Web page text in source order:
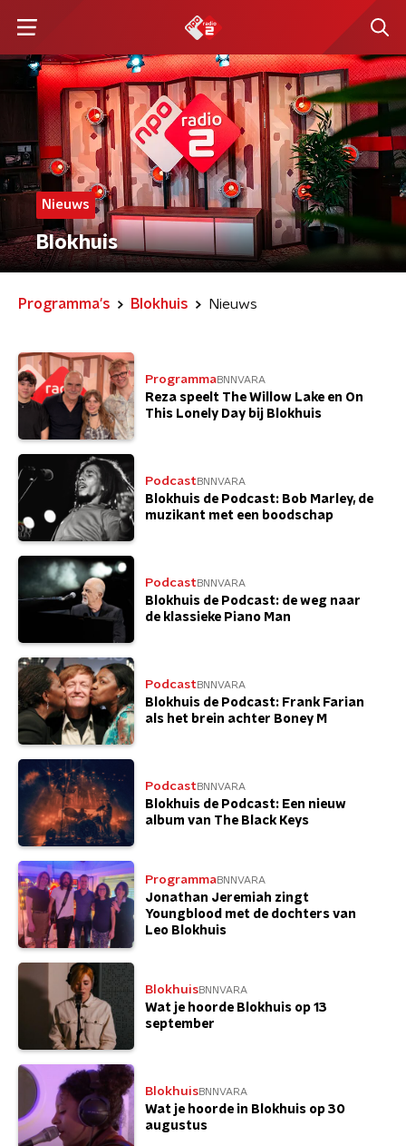
Nieuws
Blokhuis
Programma's Blokhuis Nieuws
ProgrammaBNNVARA
Reza speelt The Willow Lake en On
This Lonely Day bij Blokhuis
Podcast BNNVARA
Blokhuis de Podcast: Bob Marley, de
muzikant met een boodschap
Podcast BNNVARA
Blokhuis de Podcast: de weg naar
de klassieke Piano Man
Podcast BNNVARA
Blokhuis de Podcast: Frank Farian
als het brein achter Boney M
Podcast BNNVARA
Blokhuis de Podcast: Een nieuw
album van The Black Keys
ProgrammaBNNVARA
Jonathan Jeremiah zingt
Youngblood met de dochters van
Leo Blokhuis
BlokhuisBNNVARA
Wat je hoorde Blokhuis op 13
september
BlokhuisBNNVARA
Wat je hoorde in Blokhuis op 30
augustus